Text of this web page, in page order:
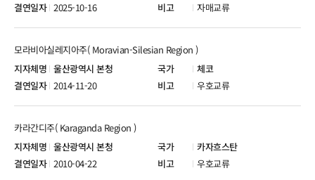
2025-10-16 자매교류
울산광역시 본청 체코
모라비아실레지아주( Moravian-Silesian Region )
2014-11-20 우호교류
울산광역시 본청 카자흐스탄
카라간디주( Karaganda Region )
2010-04-22 우호교류